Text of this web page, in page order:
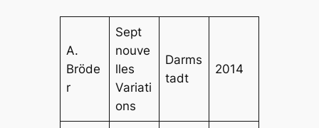
A.
Bröde
r
Sept
nouve
lles
Variati
ons
Darms
tadt
2014